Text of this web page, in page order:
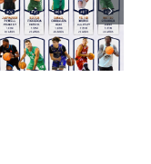
España
FEB para